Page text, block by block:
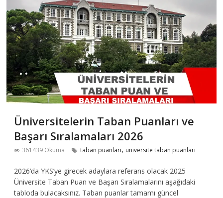
Üniversitelerin Taban Puanları ve
Başarı Sıralamaları 2026
361439 Okuma taban puanları, üniversite taban puanları
2026’da YKS’ye girecek adaylara referans olacak 2025
Üniversite Taban Puan ve Başarı Sıralamalarını aşağıdaki
tabloda bulacaksınız. Taban puanlar tamamı güncel